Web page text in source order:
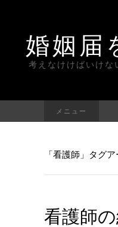
婚姻届
考えなけけばいけな
メニュー
「看護師」タグ
看護師